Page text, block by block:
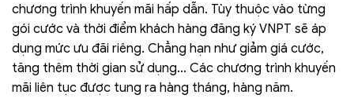
chương trình khuyến mãi hấp dẫn. Tùy thuộc vào từng
gói cước và thời điểm khách hàng đăng ký VNPT sẽ áp
dụng mức ưu đãi riêng. Chẳng hạn như giảm giá cước,
tăng thêm thời gian sử dụng… Các chương trình khuyến
mãi liên tục được tung ra hàng tháng, hàng năm.